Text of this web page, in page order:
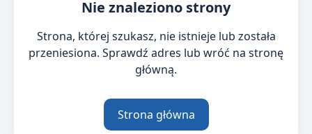
Nie znaleziono strony
Strona, której szukasz, nie istnieje lub została
przeniesiona. Sprawdź adres lub wróć na stronę
główną.
Strona główna